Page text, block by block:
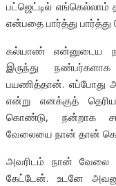
பட்ஜெட்டில் எங்கெல்லாம்
என்பதை பார்த்து
கல்யாண் என்னுடைய
இருந்து
பயணித்தான். எப்போது
என்று எனக்குத்
கொண்டு, நன்றாக
வேலையை நான் தான்
அவரிடம் நான் வேலை
கேட்டேன். உடனே